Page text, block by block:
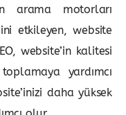
arama motorları
etkileyen, website
website’in kalitesi
yardımcı
daha yüksek